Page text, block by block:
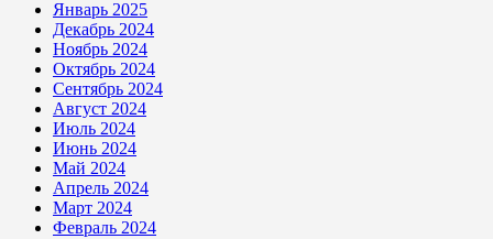
Январь 2025
Декабрь 2024
Ноябрь 2024
Октябрь 2024
Сентябрь 2024
Август 2024
Июль 2024
Июнь 2024
Май 2024
Апрель 2024
Март 2024
Февраль 2024